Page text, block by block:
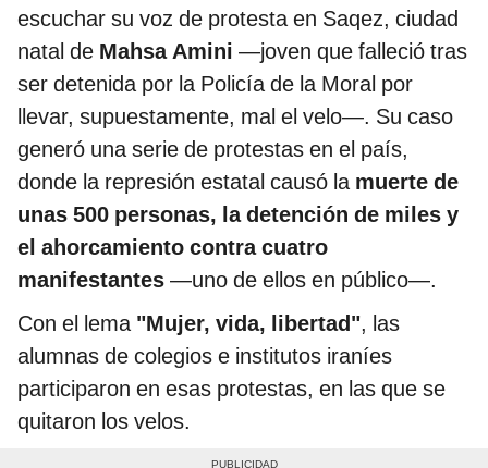
escuchar su voz de protesta en Saqez, ciudad
natal de Mahsa Amini —joven que falleció tras
ser detenida por la Policía de la Moral por
llevar, supuestamente, mal el velo—. Su caso
generó una serie de protestas en el país,
donde la represión estatal causó la muerte de
unas 500 personas, la detención de miles y
el ahorcamiento contra cuatro
manifestantes —uno de ellos en público—.
Con el lema "Mujer, vida, libertad", las
alumnas de colegios e institutos iraníes
participaron en esas protestas, en las que se
quitaron los velos.